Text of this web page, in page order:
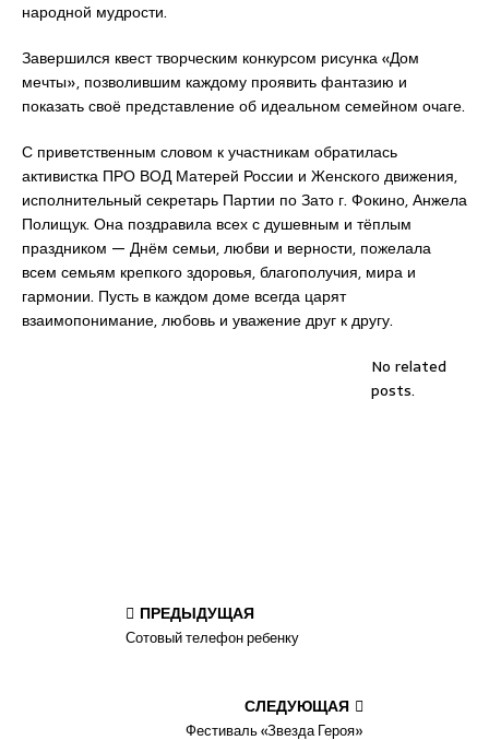
народной мудрости.
Завершился квест творческим конкурсом рисунка «Дом
мечты», позволившим каждому проявить фантазию и
показать своё представление об идеальном семейном очаге.
С приветственным словом к участникам обратилась
активистка ПРО ВОД Матерей России и Женского движения,
исполнительный секретарь Партии по Зато г. Фокино, Анжела
Полищук. Она поздравила всех с душевным и тёплым
праздником — Днём семьи, любви и верности, пожелала
всем семьям крепкого здоровья, благополучия, мира и
гармонии. Пусть в каждом доме всегда царят
взаимопонимание, любовь и уважение друг к другу.
No related
posts.
ПРЕДЫДУЩАЯ
Сотовый телефон ребенку
СЛЕДУЮЩАЯ
Фестиваль «Звезда Героя»